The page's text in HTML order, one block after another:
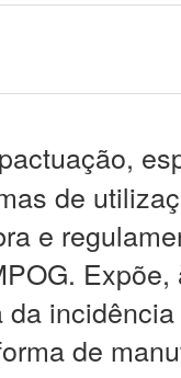
de
e
de